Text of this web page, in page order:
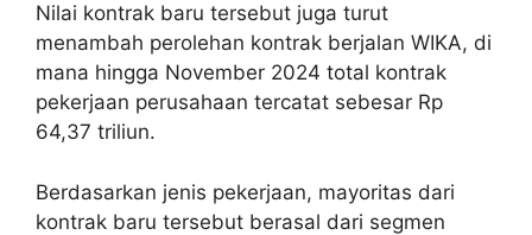
Nilai kontrak baru tersebut juga turut
menambah perolehan kontrak berjalan WIKA, di
mana hingga November 2024 total kontrak
pekerjaan perusahaan tercatat sebesar Rp
64,37 triliun.
Berdasarkan jenis pekerjaan, mayoritas dari
kontrak baru tersebut berasal dari segmen